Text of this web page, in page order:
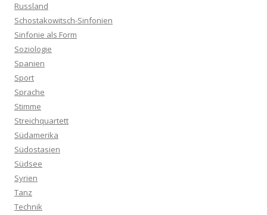
Russland
Schostakowitsch-Sinfonien
Sinfonie als Form
Soziologie
Spanien
Sport
Sprache
Stimme
Streichquartett
Südamerika
Südostasien
Südsee
Syrien
Tanz
Technik